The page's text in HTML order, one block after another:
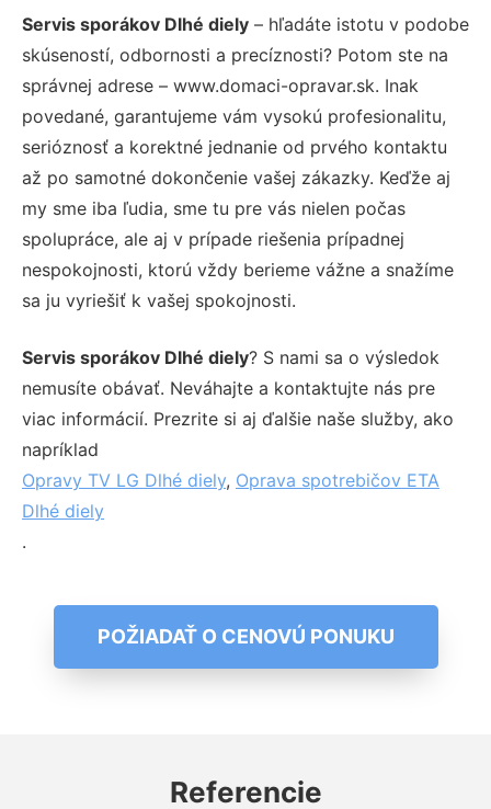
Servis sporákov Dlhé diely – hľadáte istotu v podobe
skúseností, odbornosti a precíznosti? Potom ste na
správnej adrese – www.domaci-opravar.sk. Inak
povedané, garantujeme vám vysokú profesionalitu,
serióznosť a korektné jednanie od prvého kontaktu
až po samotné dokončenie vašej zákazky. Keďže aj
my sme iba ľudia, sme tu pre vás nielen počas
spolupráce, ale aj v prípade riešenia prípadnej
nespokojnosti, ktorú vždy berieme vážne a snažíme
sa ju vyriešiť k vašej spokojnosti.
Servis sporákov Dlhé diely? S nami sa o výsledok
nemusíte obávať. Neváhajte a kontaktujte nás pre
viac informácií. Prezrite si aj ďalšie naše služby, ako
napríklad
Opravy TV LG Dlhé diely, Oprava spotrebičov ETA
Dlhé diely
.
POŽIADAŤ O CENOVÚ PONUKU
Referencie